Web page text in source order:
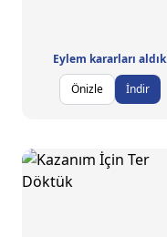
Eylem kararları aldık
Önizle
İndir